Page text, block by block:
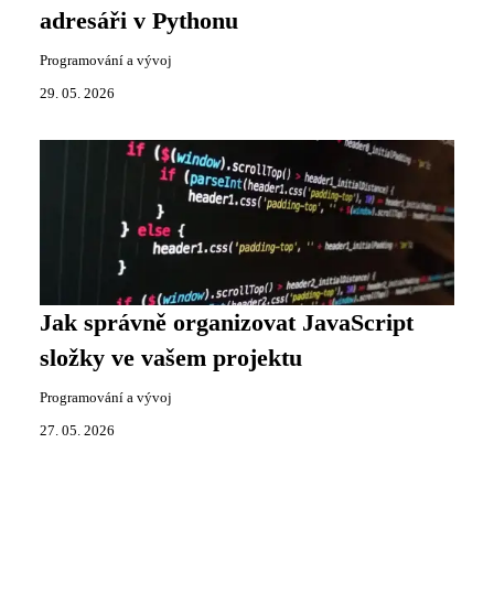
adresáři v Pythonu
Programování a vývoj
29. 05. 2026
Jak správně organizovat JavaScript
složky ve vašem projektu
Programování a vývoj
27. 05. 2026